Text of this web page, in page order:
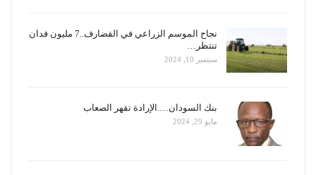
نجاح الموسم الزراعي في القضارف..7 مليون فدان
تنتظر…
سبتمبر 10, 2024
بنك السودان….الإرادة تقهر الصعاب
مايو 29, 2024